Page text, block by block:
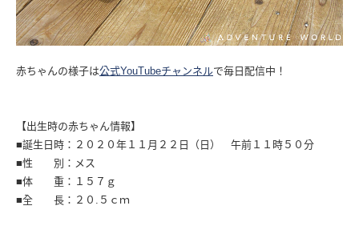
赤ちゃんの様子は公式YouTubeチャンネルで毎日配信中！
【出生時の赤ちゃん情報】
■誕生日時：２０２０年１１月２２日（日） 午前１１時５０分
■性 別：メス
■体 重：１５７ｇ
■全 長：２０.５ｃｍ